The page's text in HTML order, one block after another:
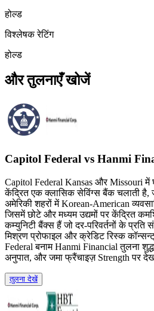
होल्ड
विश्लेषक रेटिंग
होल्ड
और तुलनाएँ खोजें
Capitol Federal vs Hanmi
Capitol Federal Kansas और Missouri में
केंद्रित एक क्लासिक सेविंग्स बैंक चलाती
अमेरिकी शहरों में Korean-American
जिसमें छोटे और मध्यम उद्यमों पर केंद्रित
कम्युनिटी बैंक्स हैं जो दर-परिवर्तनों के
मिश्रण प्रोफाइल और क्रेडिट रिस्क
Federal बनाम Hanmi Financial तुलना शुद्ध
अनुपात, और जमा फ्रैंचाइज़ Strength पर
तुलना देखें